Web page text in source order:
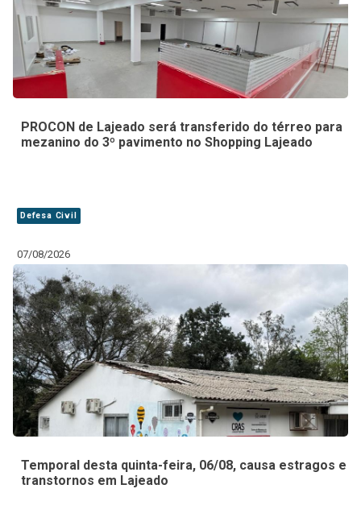
PROCON de Lajeado será transferido do térreo para
mezanino do 3º pavimento no Shopping Lajeado
Defesa Civil
07/08/2026
Temporal desta quinta-feira, 06/08, causa estragos e
transtornos em Lajeado